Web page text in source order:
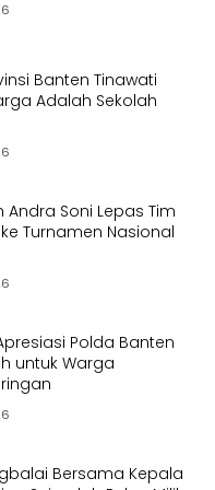
Banten Tinawati
Adalah Sekolah
Soni Lepas Tim
Turnamen Nasional
Polda Banten
untuk Warga
Bersama Kepala